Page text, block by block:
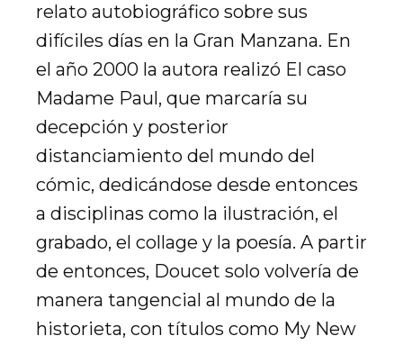
relato autobiográfico sobre sus
difíciles días en la Gran Manzana. En
el año 2000 la autora realizó El caso
Madame Paul, que marcaría su
decepción y posterior
distanciamiento del mundo del
cómic, dedicándose desde entonces
a disciplinas como la ilustración, el
grabado, el collage y la poesía. A partir
de entonces, Doucet solo volvería de
manera tangencial al mundo de la
historieta, con títulos como My New